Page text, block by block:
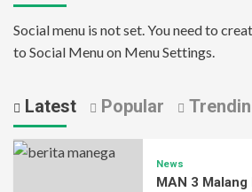
Social menu is not set. You need to
to Social Menu on Menu Settings.
Latest Popular
News
MAN 3